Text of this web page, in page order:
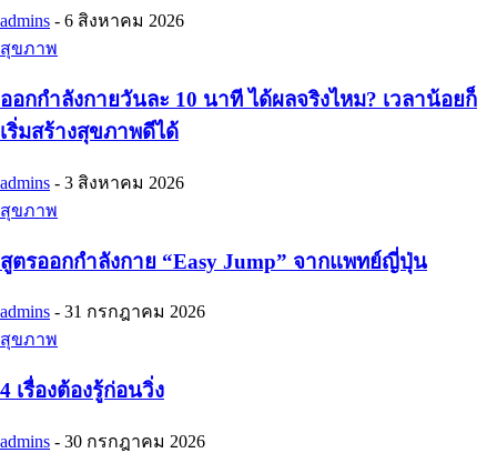
admins - 6 สิงหาคม 2026
สุขภาพ
ออกกำลังกายวันละ 10 นาที ได้ผลจริงไหม? เวลาน้อยก็
เริ่มสร้างสุขภาพดีได้
admins - 3 สิงหาคม 2026
สุขภาพ
สูตรออกกำลังกาย “Easy Jump” จากแพทย์ญี่ปุ่น
admins - 31 กรกฎาคม 2026
สุขภาพ
4 เรื่องต้องรู้ก่อนวิ่ง
admins - 30 กรกฎาคม 2026